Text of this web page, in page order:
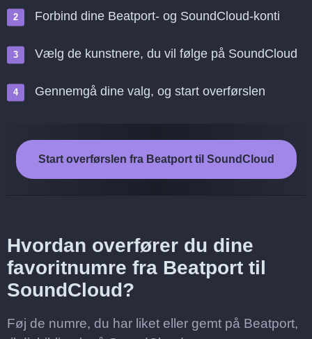
Forbind dine Beatport- og SoundCloud-konti
Vælg de kunstnere, du vil følge på SoundCloud
Gennemgå dine valg, og start overførslen
Start overførslen fra Beatport til SoundCloud
Hvordan overfører du dine
favoritnumre fra Beatport til
SoundCloud?
Føj de numre, du har liket eller gemt på Beatport,